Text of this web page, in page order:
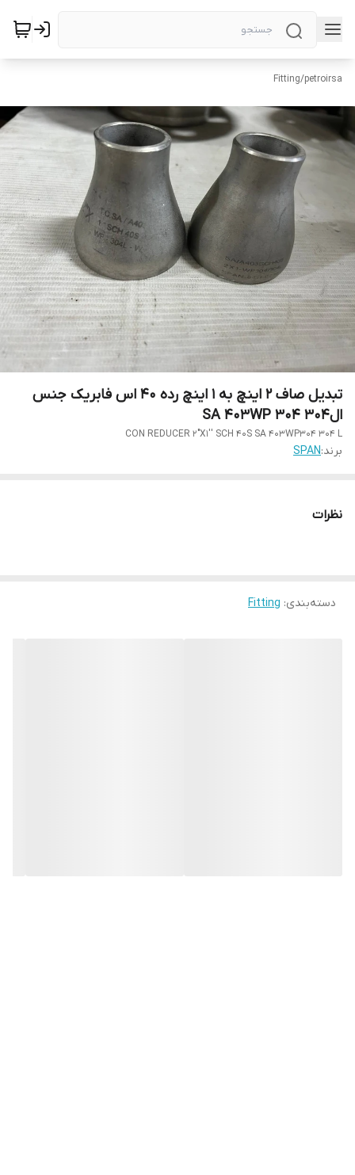
petroirsa
/
Fitting
تبدیل صاف 2 اینچ به 1 اینچ رده 40 اس فابریک جنس
الSA 403WP 304 304
CON REDUCER 2"X1'' SCH 40S SA 403WP304 304 L
برند:SPAN
نظرات
دسته‌بندی:
Fitting